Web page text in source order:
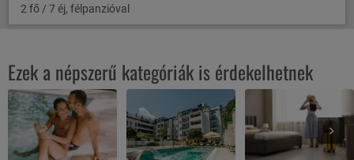
2 fő / 7 éj, félpanzióval
Ezek a népszerű kategóriák is érdekelhetnek